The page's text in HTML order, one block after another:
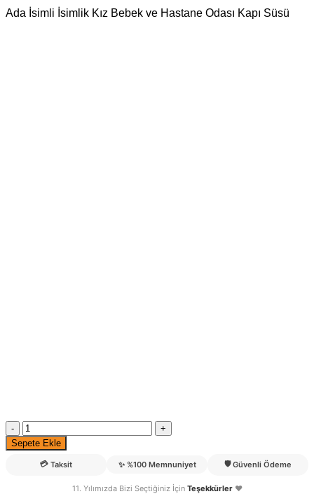
Ada İsimli İsimlik Kız Bebek ve Hastane Odası Kapı Süsü
Ada
İsimli
İsimlik
Sepete Ekle
💳 Taksit ✨ %100 Memnuniyet 🛡️ Güvenli Ödeme
11. Yılımızda Bizi Seçtiğiniz İçin Teşekkürler❤️